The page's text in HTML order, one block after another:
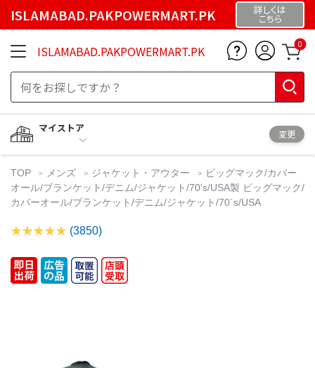
ISLAMABAD.PAKPOWERMART.PK 詳しくは
こちら
ISLAMABAD.PAKPOWERMART.PK 0
マイストア
変更
TOP メンズ ジャケット・アウター
ビッグマック/カバー
オール/ブランケット/デニム/ジャケット/70's/USA製 ビッグマック/
カバーオール/ブランケット/デニム/ジャケット/70´s/USA
(3850)